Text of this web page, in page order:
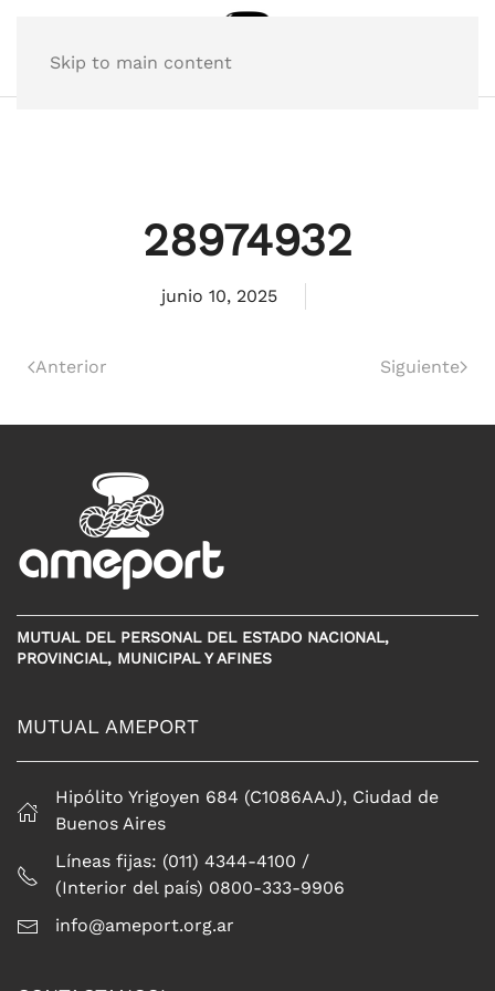
Skip to main content
28974932
junio 10, 2025
Anterior Siguiente
MUTUAL DEL PERSONAL DEL ESTADO NACIONAL,
PROVINCIAL, MUNICIPAL Y AFINES
MUTUAL AMEPORT
Hipólito Yrigoyen 684 (C1086AAJ), Ciudad de
Buenos Aires
Líneas fijas: (011) 4344-4100 /
(Interior del país) 0800-333-9906
info@ameport.org.ar